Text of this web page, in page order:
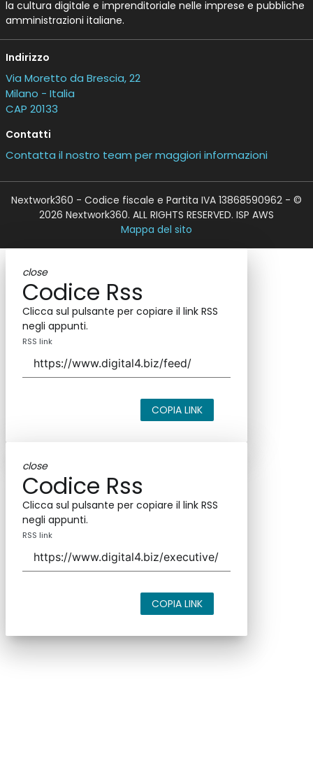
la cultura digitale e imprenditoriale nelle imprese e pubbliche
amministrazioni italiane.
Indirizzo
Via Moretto da Brescia, 22
Milano - Italia
CAP 20133
Contatti
Contatta il nostro team per maggiori informazioni
Nextwork360 - Codice fiscale e Partita IVA 13868590962 - ©
2026 Nextwork360. ALL RIGHTS RESERVED. ISP AWS
Mappa del sito
close
Codice Rss
Clicca sul pulsante per copiare il link RSS
negli appunti.
RSS link
COPIA LINK
close
Codice Rss
Clicca sul pulsante per copiare il link RSS
negli appunti.
RSS link
COPIA LINK